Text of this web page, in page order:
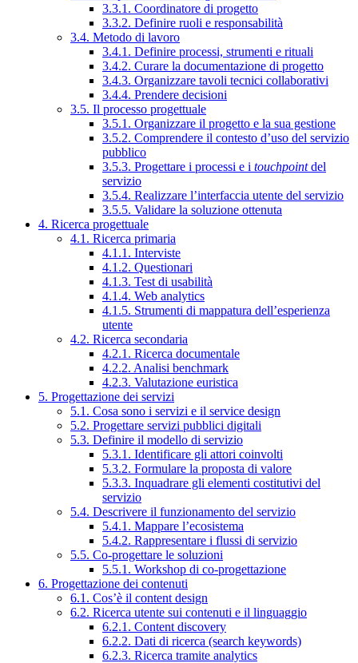
3.3.1. Coordinatore di progetto
3.3.2. Definire ruoli e responsabilità
3.4. Metodo di lavoro
3.4.1. Definire processi, strumenti e rituali
3.4.2. Curare la documentazione di progetto
3.4.3. Organizzare tavoli tecnici collaborativi
3.4.4. Prendere decisioni
3.5. Il processo progettuale
3.5.1. Organizzare il progetto e la sua gestione
3.5.2. Comprendere il contesto d’uso del servizio
pubblico
3.5.3. Progettare i processi e i touchpointdel
servizio
3.5.4. Realizzare l’interfaccia utente del servizio
3.5.5. Validare la soluzione ottenuta
4. Ricerca progettuale
4.1. Ricerca primaria
4.1.1. Interviste
4.1.2. Questionari
4.1.3. Test di usabilità
4.1.4. Web analytics
4.1.5. Strumenti di mappatura dell’esperienza
utente
4.2. Ricerca secondaria
4.2.1. Ricerca documentale
4.2.2. Analisi benchmark
4.2.3. Valutazione euristica
5. Progettazione dei servizi
5.1. Cosa sono i servizi e il service design
5.2. Progettare servizi pubblici digitali
5.3. Definire il modello di servizio
5.3.1. Identificare gli attori coinvolti
5.3.2. Formulare la proposta di valore
5.3.3. Inquadrare gli elementi costitutivi del
servizio
5.4. Descrivere il funzionamento del servizio
5.4.1. Mappare l’ecosistema
5.4.2. Rappresentare i flussi di servizio
5.5. Co-progettare le soluzioni
5.5.1. Workshop di co-progettazione
6. Progettazione dei contenuti
6.1. Cos’è il content design
6.2. Ricerca utente sui contenuti e il linguaggio
6.2.1. Content discovery
6.2.2. Dati di ricerca (search keywords)
6.2.3. Ricerca tramite analytics